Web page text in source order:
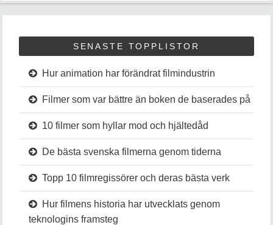
SENASTE TOPPLISTOR
Hur animation har förändrat filmindustrin
Filmer som var bättre än boken de baserades på
10 filmer som hyllar mod och hjältedåd
De bästa svenska filmerna genom tiderna
Topp 10 filmregissörer och deras bästa verk
Hur filmens historia har utvecklats genom
teknologins framsteg